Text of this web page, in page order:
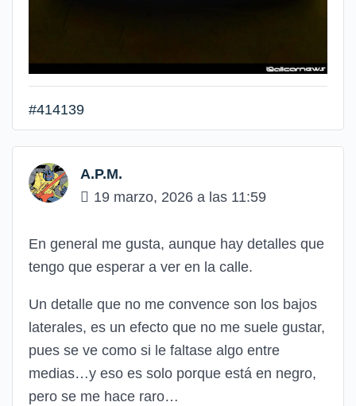
#414139
A.P.M.
19 marzo, 2026 a las 11:59
En general me gusta, aunque hay detalles que
tengo que esperar a ver en la calle.
Un detalle que no me convence son los bajos
laterales, es un efecto que no me suele gustar,
pues se ve como si le faltase algo entre
medias…y eso es solo porque está en negro,
pero se me hace raro…